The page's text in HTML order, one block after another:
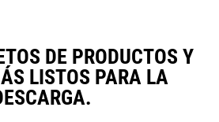
DE PRODUCTOS Y
LISTOS PARA LA